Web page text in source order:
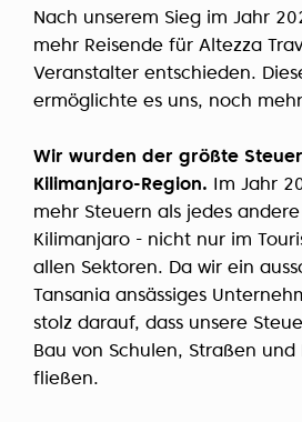
Nach unserem Sieg im Jahr
mehr Reisende für Altezza
Veranstalter entschieden.
ermöglichte es uns, noch
Wir wurden der größte
Kilimanjaro-Region. Im Jahr
mehr Steuern als jedes
Kilimanjaro - nicht nur im
allen Sektoren. Da wir ein
Tansania ansässiges
stolz darauf, dass unsere
Bau von Schulen, Straßen und
fließen.